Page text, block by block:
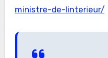
ministre-de-linterieur/